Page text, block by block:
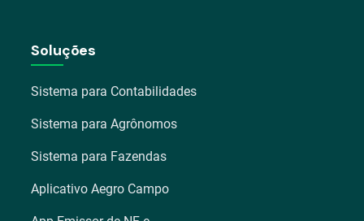
Soluções
Sistema para Contabilidades
Sistema para Agrônomos
Sistema para Fazendas
Aplicativo Aegro Campo